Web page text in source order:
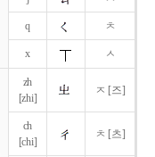
q ㅊ
x ㅅ
zh
[zhi]
ㅈ [즈]
ch
[chi]
ㅊ [츠]